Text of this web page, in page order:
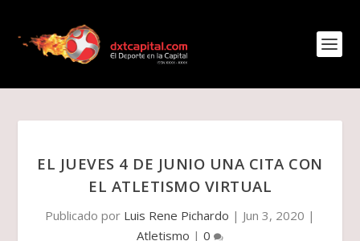
EL JUEVES 4 DE JUNIO UNA CITA CON
EL ATLETISMO VIRTUAL
Publicado por Luis Rene Pichardo | Jun 3, 2020 |
Atletismo | 0